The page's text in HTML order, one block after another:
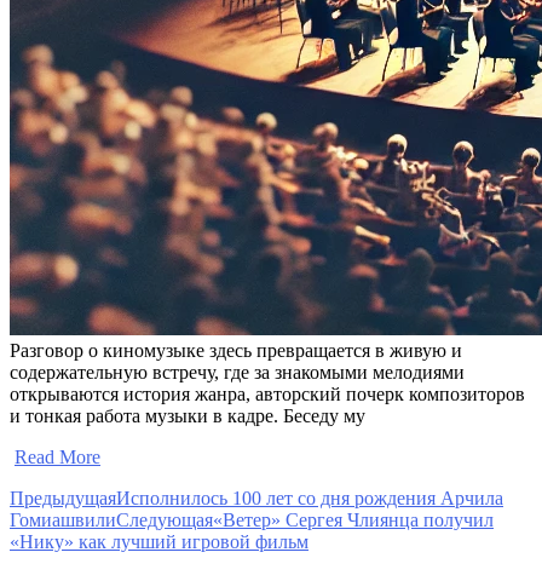
Разговор о киномузыке здесь превращается в живую и
содержательную встречу, где за знакомыми мелодиями
открываются история жанра, авторский почерк композиторов
и тонкая работа музыки в кадре. Беседу му
Read More
ПредыдущаяИсполнилось 100 лет со дня рождения Арчила
ГомиашвилиСледующая«Ветер» Сергея Члиянца получил
«Нику» как лучший игровой фильм